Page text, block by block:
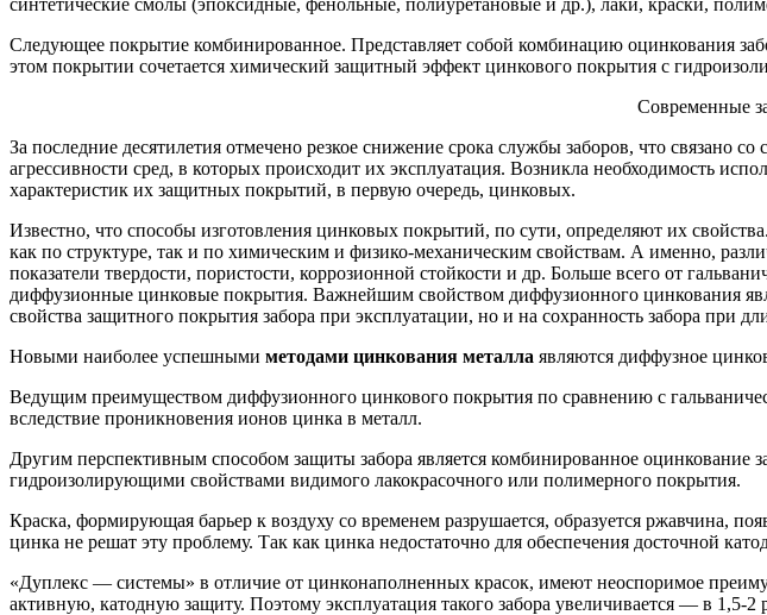
Следующее покрытие комбинированное. Представляет собой комбинацию оцинкования
этом покрытии сочетается химический защитный эффект цинкового покрытия с
Современные
За последние десятилетия отмечено резкое снижение срока службы заборов, что
агрессивности сред, в которых происходит их эксплуатация. Возникла необходимость
характеристик их защитных покрытий, в первую очередь, цинковых.
Известно, что способы изготовления цинковых покрытий, по сути, определяют их
как по структуре, так и по химическим и физико-механическим свойствам. А именно,
показатели твердости, пористости, коррозионной стойкости и др. Больше всего от
диффузионные цинковые покрытия. Важнейшим свойством диффузионного цинкования
свойства защитного покрытия забора при эксплуатации, но и на сохранность забора
Новыми наиболее успешными методами цинкования металла являются диффузное
Ведущим преимуществом диффузионного цинкового покрытия по сравнению с
вследствие проникновения ионов цинка в металл.
Другим перспективным способом защиты забора является комбинированное
гидроизолирующими свойствами видимого лакокрасочного или полимерного покрытия.
Краска, формирующая барьер к воздуху со временем разрушается, образуется ржавчина,
цинка не решат эту проблему. Так как цинка недостаточно для обеспечения досточной
«Дуплекс — системы» в отличие от цинконаполненных красок, имеют неоспоримое
активную, катодную защиту. Поэтому эксплуатация такого забора увеличивается — в 1,5-2